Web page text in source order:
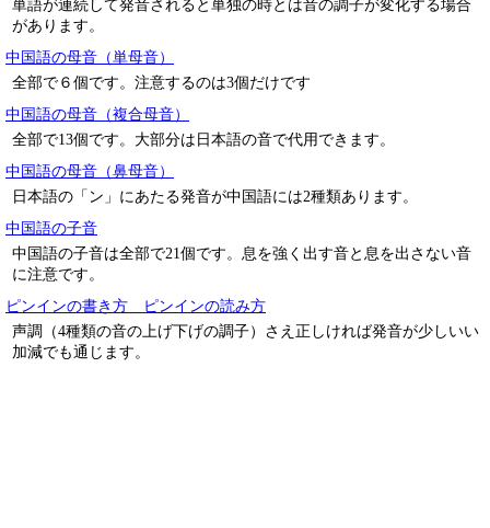
単語が連続して発音されると単独の時とは音の調子が変化する場合
があります。
中国語の母音（単母音）
全部で６個です。注意するのは3個だけです
中国語の母音（複合母音）
全部で13個です。大部分は日本語の音で代用できます。
中国語の母音（鼻母音）
日本語の「ン」にあたる発音が中国語には2種類あります。
中国語の子音
中国語の子音は全部で21個です。息を強く出す音と息を出さない音
に注意です。
ピンインの書き方 ピンインの読み方
声調（4種類の音の上げ下げの調子）さえ正しければ発音が少しいい
加減でも通じます。